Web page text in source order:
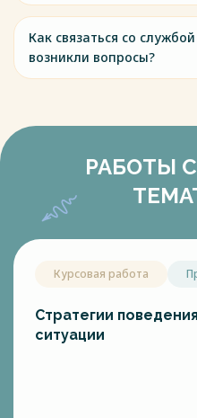
Как связаться со
возникли вопросы?
РАБОТЫ
Курсовая работа
Стратегии
ситуации